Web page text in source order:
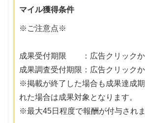
マイル獲得条件
※ご注意点※
成果受付期限 ：広告クリックか
成果調査受付期限：広告クリック
※掲載が終了した場合も成果達成
れた場合は成果対象となります。
※最大45日程度で報酬が付与されま